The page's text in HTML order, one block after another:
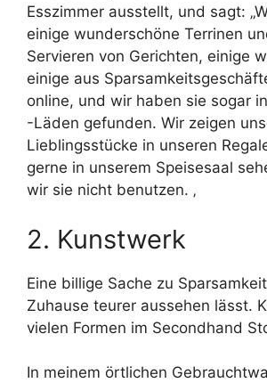
Esszimmer ausstellt, und sagt:
einige wunderschöne Terrinen
Servieren von Gerichten, einige
einige aus
online, und wir haben sie sogar
-Läden gefunden. Wir zeigen
Lieblingsstücke in unseren
gerne in unserem Speisesaal
wir sie nicht benutzen. ‚
2. Kunstwerk
Eine billige Sache zu
Zuhause teurer aussehen lässt.
vielen Formen im Secondhand
In meinem örtlichen